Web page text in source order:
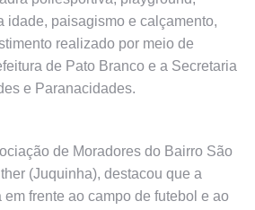
idade, paisagismo e calçamento,
realizado por meio de
de Pato Branco e a Secretaria
e Paranacidades.
de Moradores do Bairro São
(Juquinha), destacou que a
frente ao campo de futebol e ao